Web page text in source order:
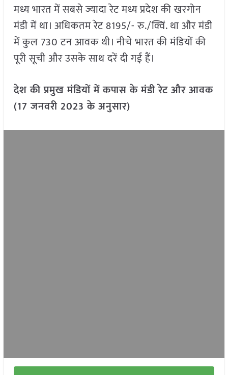
मध्य भारत में सबसे ज्यादा रेट मध्य प्रदेश की खरगोन
मंडी में था। अधिकतम रेट 8195/- रु./क्विं. था और मंडी
में कुल 730 टन आवक थी। नीचे भारत की मंडियों की
पूरी सूची और उसके साथ दरें दी गई हैं।
देश की प्रमुख मंडियों में कपास के मंडी रेट और आवक
(17 जनवरी 2023 के अनुसार)